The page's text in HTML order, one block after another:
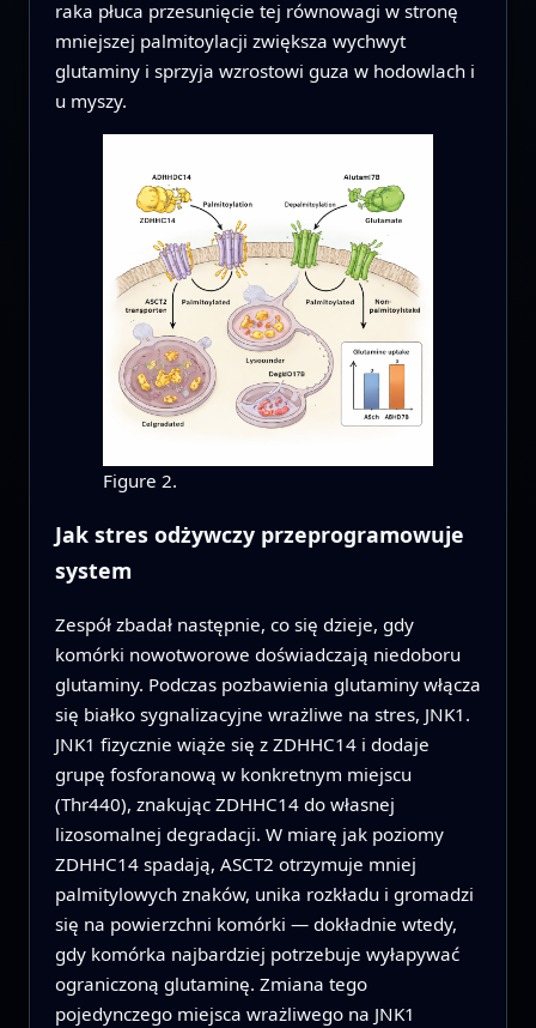
raka płuca przesunięcie tej równowagi w stronę
mniejszej palmitoylacji zwiększa wychwyt
glutaminy i sprzyja wzrostowi guza w hodowlach i
u myszy.
Figure 2.
Jak stres odżywczy przeprogramowuje
system
Zespół zbadał następnie, co się dzieje, gdy
komórki nowotworowe doświadczają niedoboru
glutaminy. Podczas pozbawienia glutaminy włącza
się białko sygnalizacyjne wrażliwe na stres, JNK1.
JNK1 fizycznie wiąże się z ZDHHC14 i dodaje
grupę fosforanową w konkretnym miejscu
(Thr440), znakując ZDHHC14 do własnej
lizosomalnej degradacji. W miarę jak poziomy
ZDHHC14 spadają, ASCT2 otrzymuje mniej
palmitylowych znaków, unika rozkładu i gromadzi
się na powierzchni komórki — dokładnie wtedy,
gdy komórka najbardziej potrzebuje wyłapywać
ograniczoną glutaminę. Zmiana tego
pojedynczego miejsca wrażliwego na JNK1